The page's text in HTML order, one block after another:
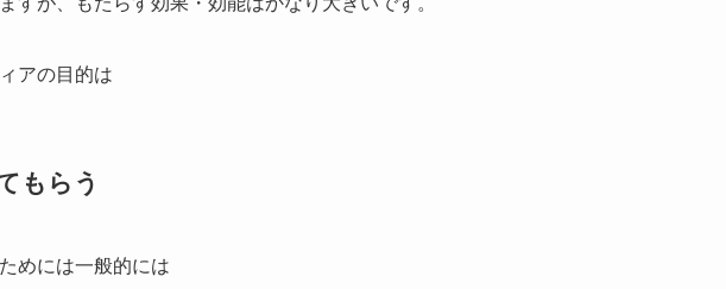
アの目的は
もらう
めには一般的には